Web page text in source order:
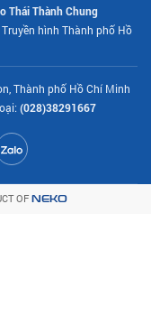
Thái Thành Chung
hình Thành phố Hồ
Thành phố Hồ Chí Minh
(028)38291667
OF NEKO